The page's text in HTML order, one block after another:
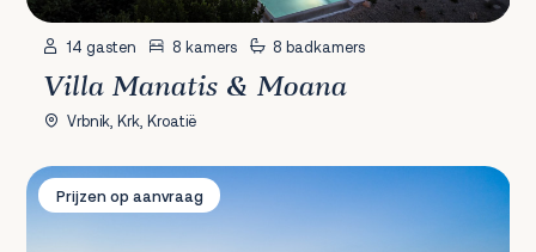
14 gasten 8 kamers 8 badkamers
Villa Manatis & Moana
Vrbnik, Krk, Kroatië
Villa E&N
Prijzen op aanvraag